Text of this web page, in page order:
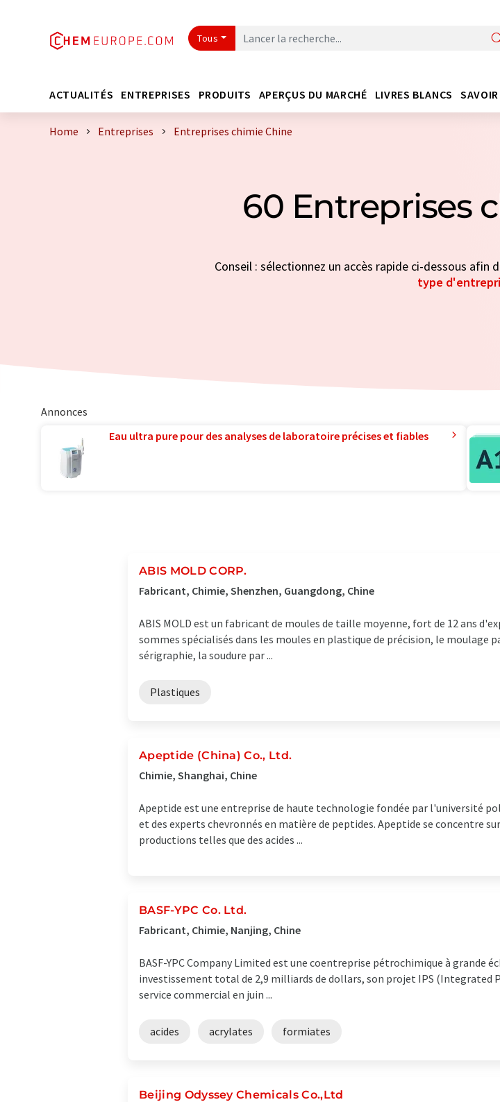
Tous
ACTUALITÉS ENTREPRISES PRODUITS APERÇUS DU MARCHÉ LIVRES BLANCS
Home Entreprises Entreprises chimie Chine
60 Entreprises
Conseil : sélectionnez un accès rapide ci-dessous
type
Annonces
Eau ultra pure pour des analyses de laboratoire précises et fiables
ABIS MOLD CORP.
Fabricant, Chimie, Shenzhen, Guangdong, Chine
ABIS MOLD est un fabricant de moules de taille moyenne, fort de 12 ans
sommes spécialisés dans les moules en plastique de précision, le
sérigraphie, la soudure par ...
Plastiques
Apeptide (China) Co., Ltd.
Chimie, Shanghai, Chine
Apeptide est une entreprise de haute technologie fondée par l'université
et des experts chevronnés en matière de peptides. Apeptide se concentre
productions telles que des acides ...
BASF-YPC Co. Ltd.
Fabricant, Chimie, Nanjing, Chine
BASF-YPC Company Limited est une coentreprise pétrochimique à grande
investissement total de 2,9 milliards de dollars, son projet IPS (Integrated
service commercial en juin ...
acides acrylates formiates
Beijing Odyssey Chemicals Co.,Ltd